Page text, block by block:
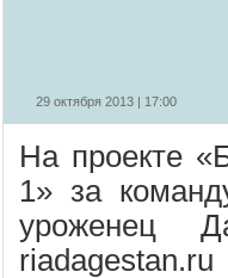
29 октября 2013 | 17:00
На проекте
1» за
уроженец
riadagestan.ru